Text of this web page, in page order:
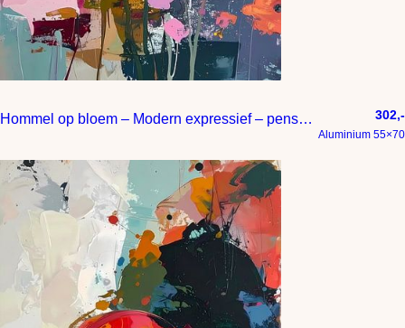
Hommel op bloem – Modern expressief – penseelstreken en abstracte kleurige vlakken 302,-
Aluminium 55×70